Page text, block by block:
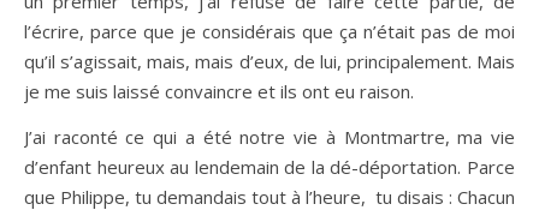
l’écrire, parce que je considérais que ça n’était pas de moi
qu’il s’agissait, mais, mais d’eux, de lui, principalement. Mais
je me suis laissé convaincre et ils ont eu raison.
J’ai raconté ce qui a été notre vie à Montmartre, ma vie
d’enfant heureux au lendemain de la dé-déportation. Parce
que Philippe, tu demandais tout à l’heure, tu disais : Chacun